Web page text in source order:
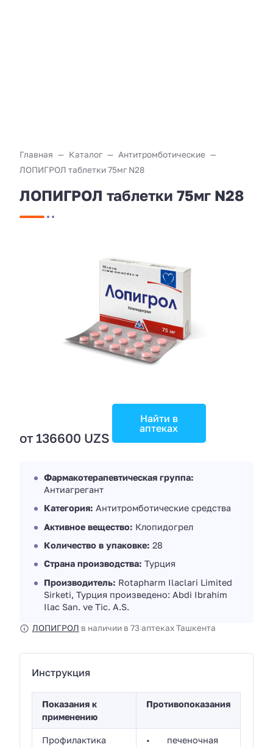
Главная Каталог
Антитромботические
ЛОПИГРОЛ таблетки 75мг N28
ЛОПИГРОЛ таблетки 75мг N28
от 136600 UZS
Найти в
аптеках
Фармакотерапевтическая группа:
Антиагрегант
Категория: Антитромботические средства
Активное вещество: Клопидогрел
Количество в упаковке: 28
Страна производства: Турция
Производитель: Rotapharm Ilaclari Limited
Sirketi, Турция произведено: Abdi Ibrahim
Ilac San. ve Tic. A.S.
ЛОПИГРОЛ в наличии в 73 аптеках Ташкента
Инструкция
Показания к
применению
Противопоказания
Профилактика
• печеночная